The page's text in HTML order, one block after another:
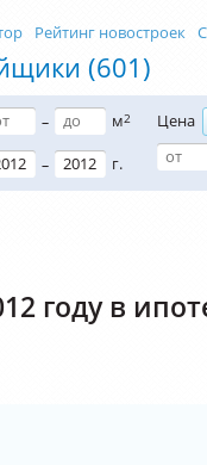
(601)
Рейтинг новостроек
– м2
– г.
Цена
году в